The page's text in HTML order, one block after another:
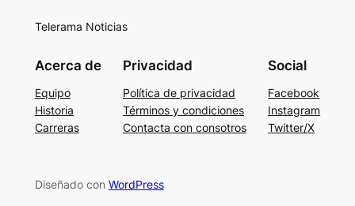
Telerama Noticias
Acerca de
Equipo
Historia
Carreras
Privacidad
Política de privacidad
Términos y condiciones
Contacta con consotros
Social
Facebook
Instagram
Twitter/X
Diseñado con WordPress